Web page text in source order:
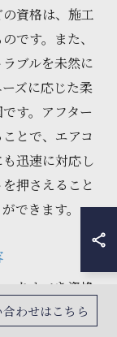
資格は、施工
です。また、
ブルを未然に
ズに応じた柔
す。アフター
とで、エアコ
迅速に対応し
押さえること
できます。
クすべき資格
気工事士の資
わせはこちら